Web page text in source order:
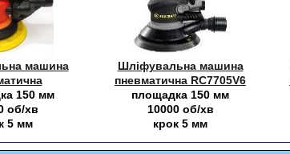
машина
150 мм
об/хв
5 мм
Шліфувальна машина
пневматична RC7705V6
площадка 150 мм
10000 об/хв
крок 5 мм